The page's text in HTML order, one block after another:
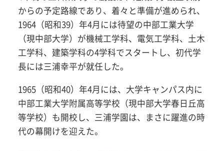
からの予定路線であり、着々と準備が進められ、
1964（昭和39）年4月には待望の中部工業大学
（現中部大学）が機械工学科、電気工学科、土木
工学科、建築学科の4学科でスタートし、初代学
長には三浦幸平が就任した。
1965（昭和40）年4月には、大学キャンパス内に
中部工業大学附属高等学校（現中部大学春日丘高
等学校）も開校し、三浦学園は、まさに躍進の時
代の幕開けを迎えた。